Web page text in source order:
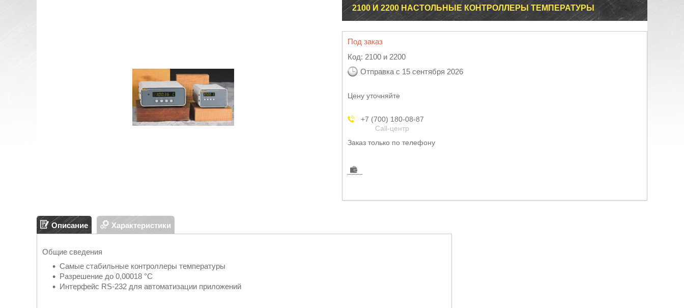
2100 И 2200 НАСТОЛЬНЫЕ КОНТРОЛЛЕРЫ ТЕМПЕРАТУРЫ
Под заказ
Код: 2100 и 2200
Отправка с 15 сентября 2026
Цену уточняйте
+7 (700) 180-08-87
Call-центр
Заказ только по телефону
Описание Характеристики
Общие сведения
Самые стабильные контроллеры температуры
Разрешение до 0,00018 °C
Интерфейс RS-232 для автоматизации приложений